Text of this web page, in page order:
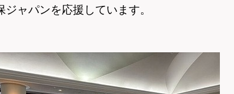
ジャパンを応援しています。